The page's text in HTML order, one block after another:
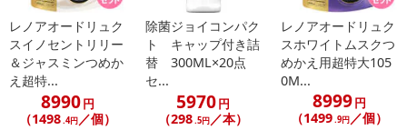
休業日
レノアオードリュク
スイノセントリリー
＆ジャスミンつめか
え超特...
8990円
（1498.4円／個）
除菌ジョイコンパク
ト キャップ付き詰
替 300ML×20点
セ...
5970円
（298.5円／本）
レノアオードリュク
スホワイトムスクつ
めかえ用超特大105
0M...
8999円
（1499.9円／個）